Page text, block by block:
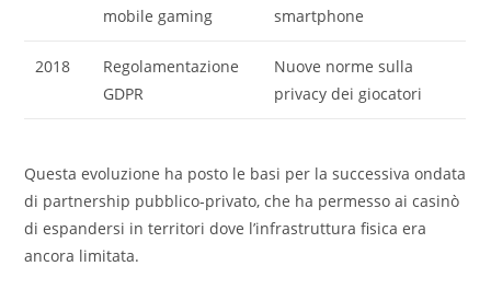
mobile gaming
smartphone
2018
Regolamentazione
GDPR
Nuove norme sulla
privacy dei giocatori
Questa evoluzione ha posto le basi per la successiva ondata
di partnership pubblico‑privato, che ha permesso ai casinò
di espandersi in territori dove l’infrastruttura fisica era
ancora limitata.